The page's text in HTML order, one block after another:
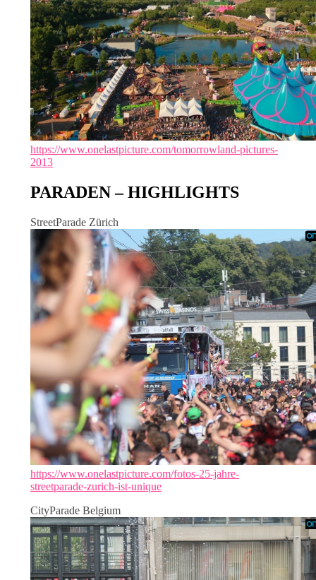
https://www.onelastpicture.com/tomorrowland-pictures-
2013
PARADEN – HIGHLIGHTS
StreetParade Zürich
https://www.onelastpicture.com/fotos-25-jahre-
streetparade-zurich-ist-unique
CityParade Belgium